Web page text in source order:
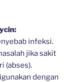
infeksi.
jika sakit
(abses).
dengan